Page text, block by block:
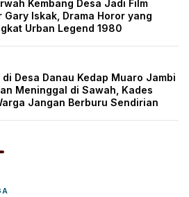
Kembang Desa Jadi Film
Gary Iskak, Drama Horor yang
Urban Legend 1980
di Desa Danau Kedap Muaro Jambi
Meninggal di Sawah, Kades
Jangan Berburu Sendirian